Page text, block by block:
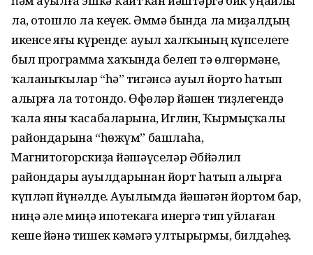
ла, отошло ла кеүек. Әммә бында ла миҙалдың
икенсе яғы күренде: ауыл халҡының күпселеге
был программа хаҡында белеп тә өлгөрмәне,
ҡаланыҡылар “һә” тигәнсә ауыл йорто һатып
алырға ла тотондо. Өфөләр йәшен тиҙ­легендә
ҡала яны ҡасабаларына, Иглин, Ҡырмыҫҡалы
райондарына “һөжүм” башлаһа,
Магнитогорскиҙа йәшәүселәр Әбйәлил
райондары ауылдарынан йорт һатып алырға
күпләп йүнәлде. Ауылымда йәшәгән йортом бар,
ниңә әле миңә ипотекаға инергә тип уйлаған
кеше йәнә тишек кәмәгә ултырырмы, билдәһеҙ.